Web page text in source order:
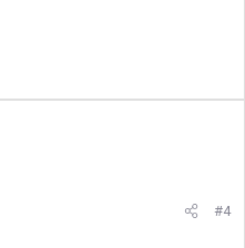
#4